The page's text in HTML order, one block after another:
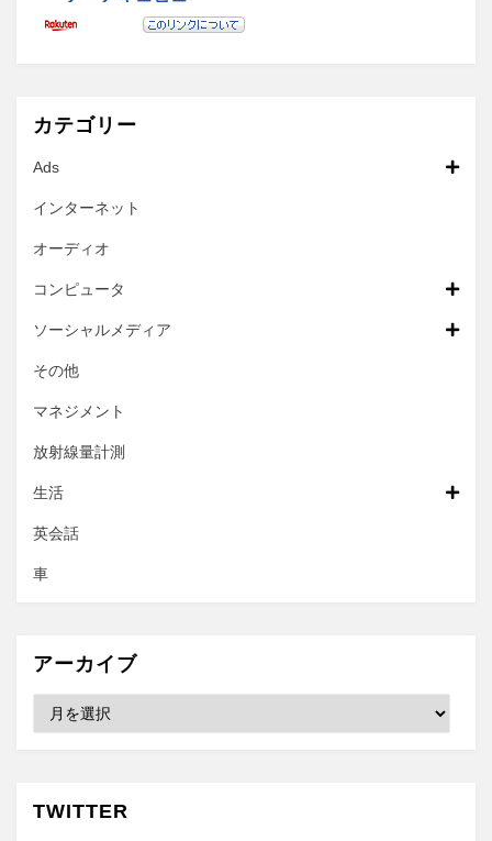
カテゴリー
Ads
インターネット
オーディオ
コンピュータ
ソーシャルメディア
その他
マネジメント
放射線量計測
生活
英会話
車
アーカイブ
ブ
TWITTER